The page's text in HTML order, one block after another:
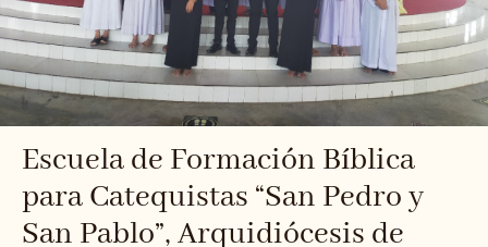
Escuela de Formación Bíblica
para Catequistas “San Pedro y
San Pablo”, Arquidiócesis de